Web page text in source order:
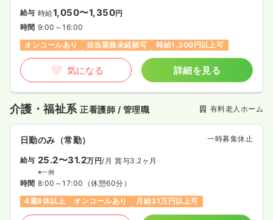
給与 時給1,050〜1,350円
時間 9:00～16:00
オンコールあり
担当業務未経験可 時給1,300円以上可
気になる 詳細を見る
介護・福祉系正看護師 / 管理職 有料老人ホーム
日勤のみ（常勤） 一時募集休止
給与 25.2〜31.2万円/月 賞与3.2ヶ月
※一例
時間 8:00～17:00 （休憩60分）
4週8休以上
オンコールあり 月給31万円以上可